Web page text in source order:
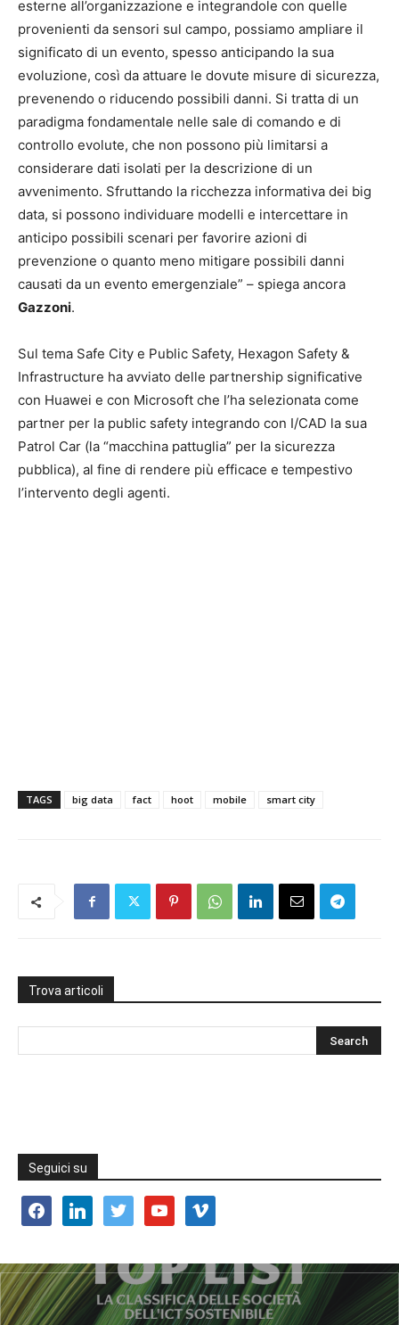
esterne all’organizzazione e integrandole con quelle
provenienti da sensori sul campo, possiamo ampliare il
significato di un evento, spesso anticipando la sua
evoluzione, così da attuare le dovute misure di sicurezza,
prevenendo o riducendo possibili danni. Si tratta di un
paradigma fondamentale nelle sale di comando e di
controllo evolute, che non possono più limitarsi a
considerare dati isolati per la descrizione di un
avvenimento. Sfruttando la ricchezza informativa dei big
data, si possono individuare modelli e intercettare in
anticipo possibili scenari per favorire azioni di
prevenzione o quanto meno mitigare possibili danni
causati da un evento emergenziale” – spiega ancora
Gazzoni.
Sul tema Safe City e Public Safety, Hexagon Safety &
Infrastructure ha avviato delle partnership significative
con Huawei e con Microsoft che l’ha selezionata come
partner per la public safety integrando con I/CAD la sua
Patrol Car (la “macchina pattuglia” per la sicurezza
pubblica), al fine di rendere più efficace e tempestivo
l’intervento degli agenti.
TAGS big data fact hoot mobile smart city
Trova articoli
Seguici su
facebooklinkedin twitter youtube vimeo